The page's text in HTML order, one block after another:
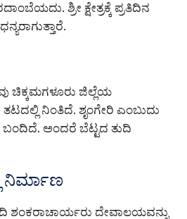
ಶ್ರೀ ಕ್ಷೇತ್ರಕ್ಕೆ ಪ್ರತಿದಿನ
ಚಿಕ್ಕಮಗಳೂರು ಜಿಲ್ಲೆಯ
ತಟದಲ್ಲಿ ನಿಂತಿದೆ. ಶೃಂಗೇರಿ ಎಂಬುದು
ಅಂದರೆ ಬೆಟ್ಟದ ತುದಿ
ನಿರ್ಮಾಣ
ಶಂಕರಾಚಾರ್ಯರು ದೇವಾಲಯವನ್ನು